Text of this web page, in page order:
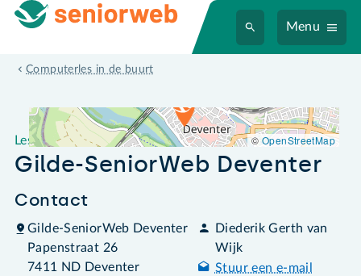
Menu
Computerles in de buurt
Leslocatie Gilde-SeniorWeb Deventer
Leslocatie
Gilde-SeniorWeb Deventer
Contact
Gilde-SeniorWeb Deventer
Papenstraat 26
7411 ND Deventer
Diederik Gerth van
Wijk
Stuur een e-mail
©OpenStreetMap